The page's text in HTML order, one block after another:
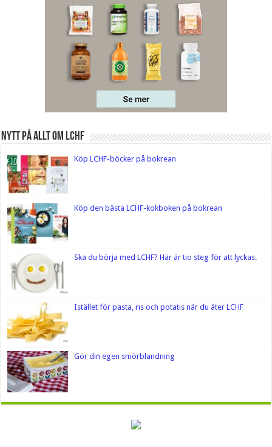
Nytt på Allt om LCHF
Köp LCHF-böcker på bokrean
Köp den bästa LCHF-kokboken på bokrean
Ska du börja med LCHF? Här är tio steg för att lyckas.
Istället för pasta, ris och potatis när du äter LCHF
Gör din egen smörblandning